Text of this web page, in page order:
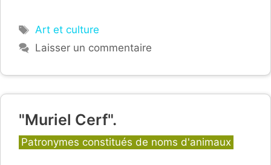
Étiquettes
Art et culture
Laisser un commentaire
"Muriel Cerf".
Catégories
Patronymes constitués de noms d'animaux